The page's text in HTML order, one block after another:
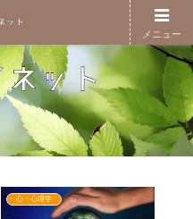
心・心理学
メニュー